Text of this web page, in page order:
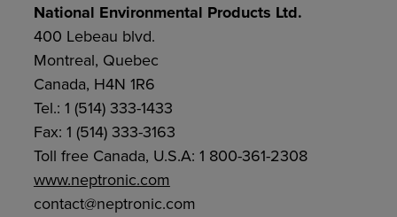
National Environmental Products Ltd.
400 Lebeau blvd.
Montreal, Quebec
Canada, H4N 1R6
Tel.: 1 (514) 333-1433
Fax: 1 (514) 333-3163
Toll free Canada, U.S.A: 1 800-361-2308
www.neptronic.com
contact@neptronic.com